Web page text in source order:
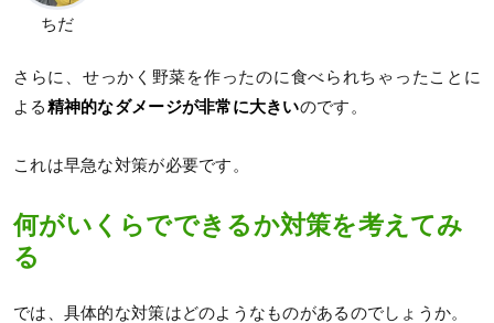
ちだ
さらに、せっかく野菜を作ったのに食べられちゃったことに
よる精神的なダメージが非常に大きいのです。
これは早急な対策が必要です。
何がいくらでできるか対策を考えてみ
る
では、具体的な対策はどのようなものがあるのでしょうか。